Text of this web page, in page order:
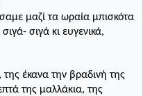
μαζί τα ωραία μπισκότα
σιγά κι ευγενικά,
της έκανα την βραδινή της
της μαλλάκια, της